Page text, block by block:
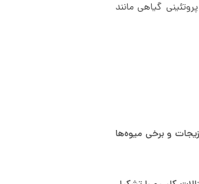
گیاهی مانند
و برخی میوه‌ها